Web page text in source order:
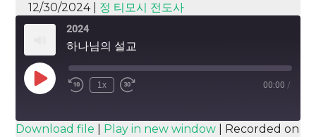
12/30/2024 | 정 티모시 전도사
2024
하나님의 설교
Play
Episode
1x 00:00 /
SUBSCRIBE SHARE
Download file Play in new window
Recorded on